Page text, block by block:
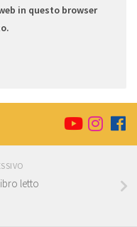
in questo browser
letto